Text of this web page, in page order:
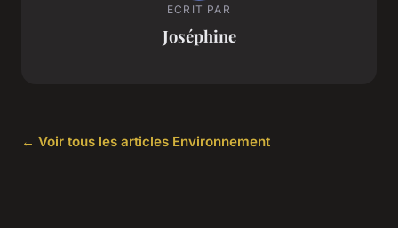
ECRIT PAR
Joséphine
← Voir tous les articles Environnement